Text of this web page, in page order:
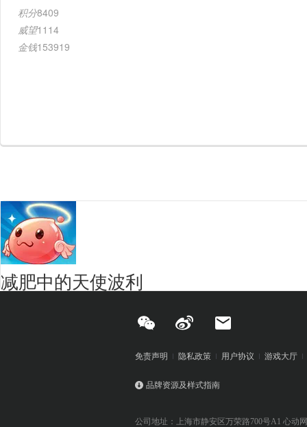
积分8409
威望1114
金钱153919
减肥中的天使波利
免责声明 隐私政策 用户协议 游戏大厅
品牌资源及样式指南
公司地址：上海市静安区万荣路700号A1 心动